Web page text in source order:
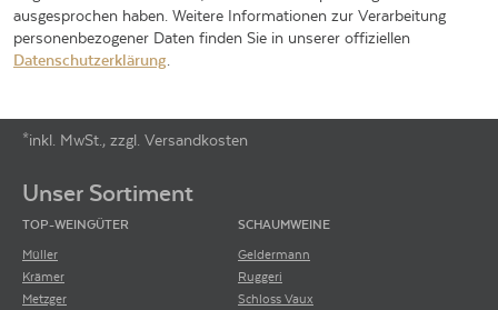
ausgesprochen haben. Weitere Informationen zur Verarbeitung
personenbezogener Daten finden Sie in unserer offiziellen
Datenschutzerklärung
Footer-Menü
*inkl. MwSt., zzgl. Versandkosten
Unser Sortiment
TOP-WEINGÜTER
Müller
Krämer
Metzger
SCHAUMWEINE
Geldermann
Ruggeri
Schloss Vaux